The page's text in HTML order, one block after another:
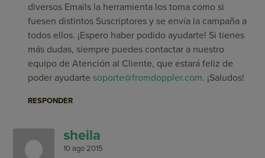
diversos Emails la herramienta los toma como si
fuesen distintos Suscriptores y se envía la campaña a
todos ellos. ¡Espero haber podido ayudarte! Si tienes
más dudas, siempre puedes contactar a nuestro
equipo de Atención al Cliente, que estará feliz de
poder ayudarte soporte@fromdoppler.com. ¡Saludos!
RESPONDER
sheila
10 ago 2015